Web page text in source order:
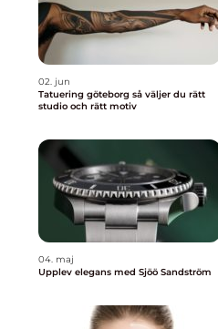
02. jun
Tatuering göteborg så väljer du rätt
studio och rätt motiv
04. maj
Upplev elegans med Sjöö Sandström